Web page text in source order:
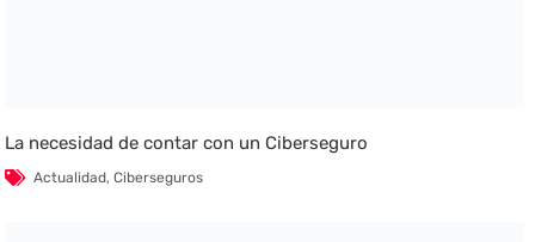
La necesidad de contar con un Ciberseguro
Actualidad,Ciberseguros